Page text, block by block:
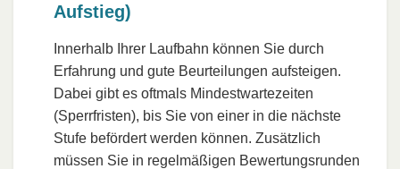
Aufstieg)
Innerhalb Ihrer Laufbahn können Sie durch
Erfahrung und gute Beurteilungen aufsteigen.
Dabei gibt es oftmals Mindestwartezeiten
(Sperrfristen), bis Sie von einer in die nächste
Stufe befördert werden können. Zusätzlich
müssen Sie in regelmäßigen Bewertungsrunden